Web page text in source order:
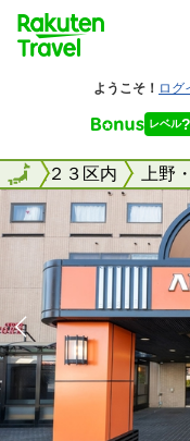
東京２３区内 上野
全国